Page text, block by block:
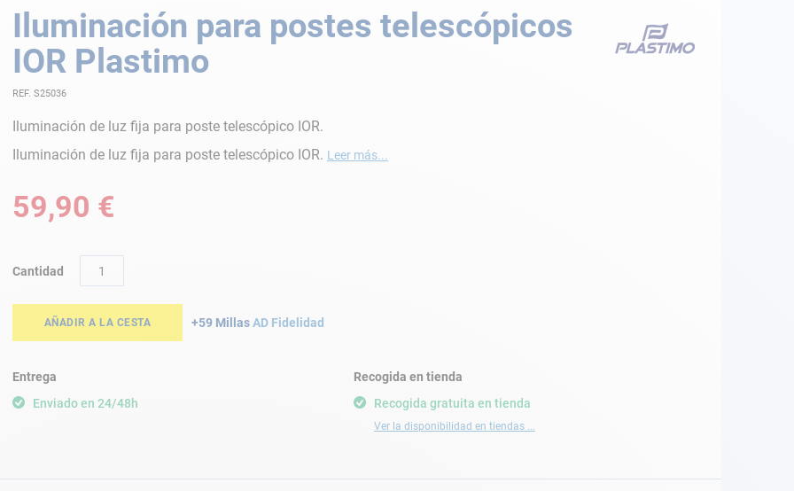
Iluminación para postes telescópicos
IOR Plastimo
REF. S25036
Iluminación de luz fija para poste telescópico IOR.
Iluminación de luz fija para poste telescópico IOR. Leer más...
59,90 €
Cantidad
AÑADIR A LA CESTA +59 MillasAD Fidelidad
Entrega
Enviado en 24/48h
Recogida gratuita en tienda
Ver la disponibilidad en tiendas ...
Recogida en tienda